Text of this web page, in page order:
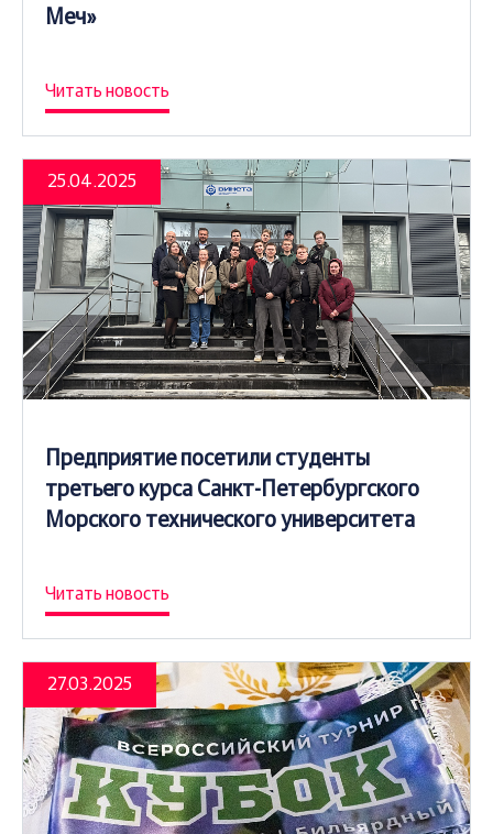
Меч»
Читать новость
25.04.2025
Предприятие посетили студенты
третьего курса Санкт-Петербургского
Морского технического университета
Читать новость
27.03.2025